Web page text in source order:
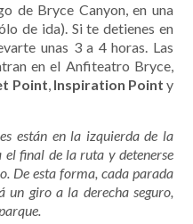
de Bryce Canyon, en una
de ida). Si te detienes en
unas 3 a 4 horas. Las
en el Anfiteatro Bryce,
Point, Inspiration Point y
están en la izquierda de la
final de la ruta y detenerse
De esta forma, cada parada
un giro a la derecha seguro,